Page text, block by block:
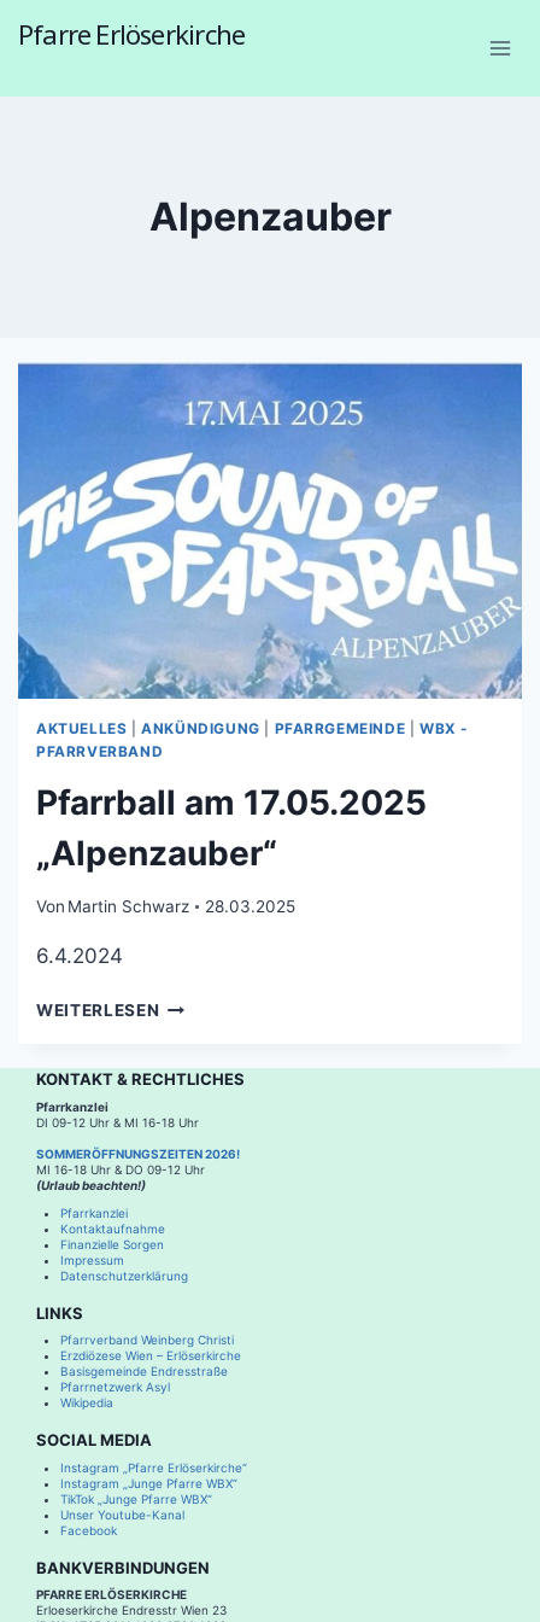
Pfarre Erlöserkirche
Alpenzauber
AKTUELLES |ANKÜNDIGUNG PFARRGEMEINDE |WBX -
PFARRVERBAND
Pfarrball am 17.05.2025
„Alpenzauber“
Von Martin Schwarz 28.03.2025
6.4.2024
WEITERLESEN
KONTAKT & RECHTLICHES
Pfarrkanzlei
DI 09-12 Uhr & MI 16-18 Uhr
SOMMERÖFFNUNGSZEITEN 2026!
MI 16-18 Uhr & DO 09-12 Uhr
(Urlaub beachten!)
Pfarrkanzlei
Kontaktaufnahme
Finanzielle Sorgen
Impressum
Datenschutzerklärung
LINKS
Pfarrverband Weinberg Christi
Erzdiözese Wien – Erlöserkirche
Basisgemeinde Endresstraße
Pfarrnetzwerk Asyl
Wikipedia
SOCIAL MEDIA
Instagram „Pfarre Erlöserkirche“
Instagram „Junge Pfarre WBX“
TikTok „Junge Pfarre WBX“
Unser Youtube-Kanal
Facebook
BANKVERBINDUNGEN
PFARRE ERLÖSERKIRCHE
Erloeserkirche Endresstr Wien 23